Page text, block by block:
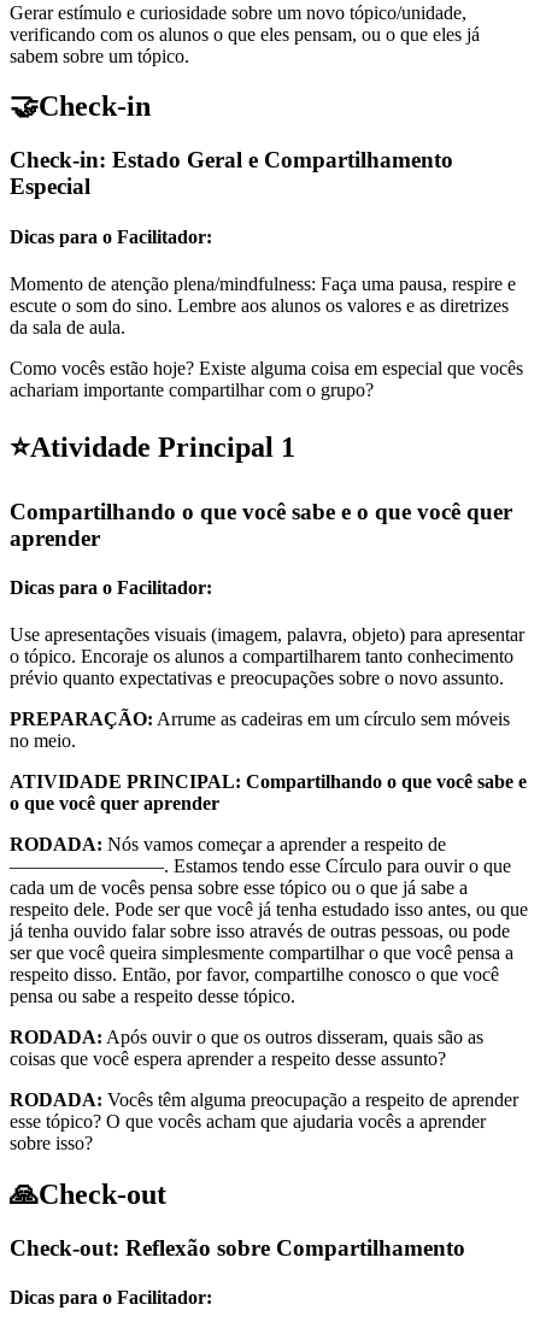
Gerar estímulo e curiosidade sobre um novo tópico/unidade,
verificando com os alunos o que eles pensam, ou o que eles já
sabem sobre um tópico.
🤝Check-in
Check-in: Estado Geral e Compartilhamento
Especial
Dicas para o Facilitador:
Momento de atenção plena/mindfulness: Faça uma pausa, respire e
escute o som do sino. Lembre aos alunos os valores e as diretrizes
da sala de aula.
Como vocês estão hoje? Existe alguma coisa em especial que vocês
achariam importante compartilhar com o grupo?
⭐Atividade Principal 1
Compartilhando o que você sabe e o que você quer
aprender
Dicas para o Facilitador:
Use apresentações visuais (imagem, palavra, objeto) para apresentar
o tópico. Encoraje os alunos a compartilharem tanto conhecimento
prévio quanto expectativas e preocupações sobre o novo assunto.
PREPARAÇÃO: Arrume as cadeiras em um círculo sem móveis
no meio.
ATIVIDADE PRINCIPAL: Compartilhando o que você sabe e
o que você quer aprender
RODADA: Nós vamos começar a aprender a respeito de
————————. Estamos tendo esse Círculo para ouvir o que
cada um de vocês pensa sobre esse tópico ou o que já sabe a
respeito dele. Pode ser que você já tenha estudado isso antes, ou que
já tenha ouvido falar sobre isso através de outras pessoas, ou pode
ser que você queira simplesmente compartilhar o que você pensa a
respeito disso. Então, por favor, compartilhe conosco o que você
pensa ou sabe a respeito desse tópico.
RODADA: Após ouvir o que os outros disseram, quais são as
coisas que você espera aprender a respeito desse assunto?
RODADA: Vocês têm alguma preocupação a respeito de aprender
esse tópico? O que vocês acham que ajudaria vocês a aprender
sobre isso?
🙏Check-out
Check-out: Reflexão sobre Compartilhamento
Dicas para o Facilitador: